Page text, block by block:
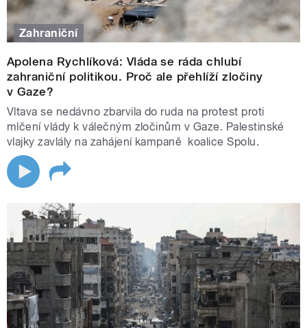
Zahraniční
Apolena Rychlíková: Vláda se ráda chlubí
zahraniční politikou. Proč ale přehlíží zločiny
v Gaze?
Vltava se nedávno zbarvila do ruda na protest proti
mlčení vlády k válečným zločinům v Gaze. Palestinské
vlajky zavlály na zahájení kampaně koalice Spolu.